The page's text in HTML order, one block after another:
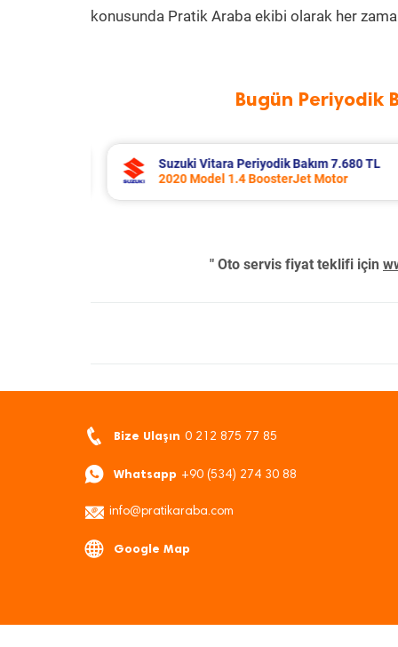
konusunda Pratik Araba ekibi olarak her zaman
Bugün Periyodik
Toyota Corolla Periyodik Bakım
2022 Model 1.8 Hybrid Motor
" Oto servis fiyat teklifi için
Bize Ulaşın 0 212 875 77 85
Whatsapp +90 (534) 274 30 88
info@pratikaraba.com
Google Map